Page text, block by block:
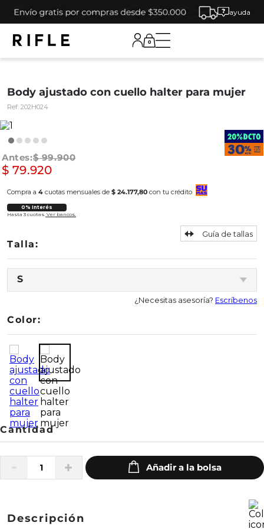
ayuda
0
Body ajustado con cuello halter para mujer
Ref: 202H024
$ 99.900
$ 79.920
Compra a 4 cuotas mensuales de $ 24.177,80 con tu crédito
0% Interés
Hasta 3 cuotas. Ver bancos.
S
Guía de tallas
¿Necesitas asesoría? Escríbenos
Color:
Descripción